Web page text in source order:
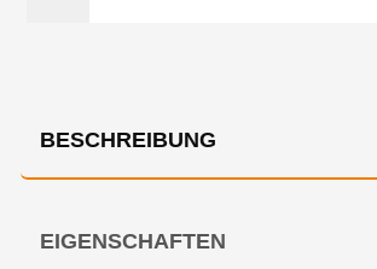
BESCHREIBUNG
EIGENSCHAFTEN